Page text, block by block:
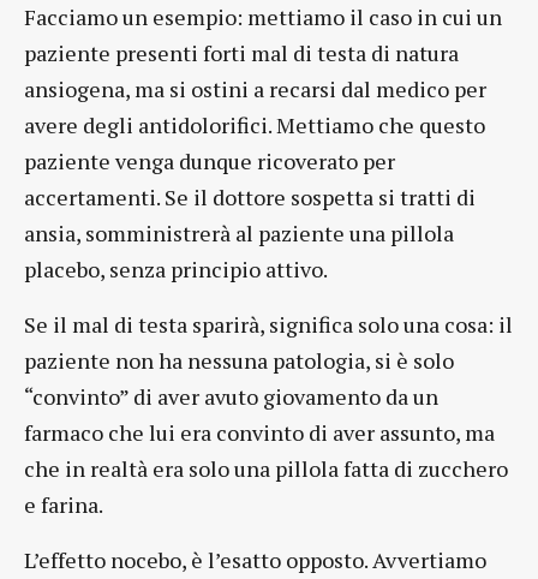
Facciamo un esempio: mettiamo il caso in cui un
paziente presenti forti mal di testa di natura
ansiogena, ma si ostini a recarsi dal medico per
avere degli antidolorifici. Mettiamo che questo
paziente venga dunque ricoverato per
accertamenti. Se il dottore sospetta si tratti di
ansia, somministrerà al paziente una pillola
placebo, senza principio attivo.
Se il mal di testa sparirà, significa solo una cosa: il
paziente non ha nessuna patologia, si è solo
“convinto” di aver avuto giovamento da un
farmaco che lui era convinto di aver assunto, ma
che in realtà era solo una pillola fatta di zucchero
e farina.
L’effetto nocebo, è l’esatto opposto. Avvertiamo